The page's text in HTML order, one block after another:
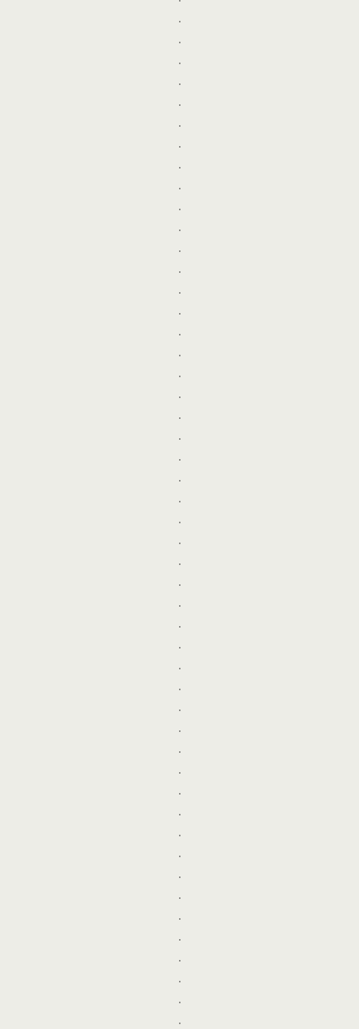
.
.
.
.
.
.
.
.
.
.
.
.
.
.
.
.
.
.
.
.
.
.
.
.
.
.
.
.
.
.
.
.
.
.
.
.
.
.
.
.
.
.
.
.
.
.
.
.
.